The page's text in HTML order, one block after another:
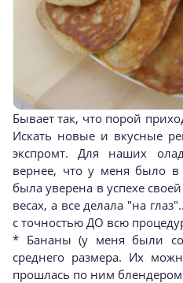
Бывает так, что порой
Искать новые и вкусные
экспромт. Для наших
вернее, что у меня было
была уверена в успехе
весах, а все делала "на
с точностью ДО всю
* Бананы (у меня были
среднего размера. Их
прошлась по ним